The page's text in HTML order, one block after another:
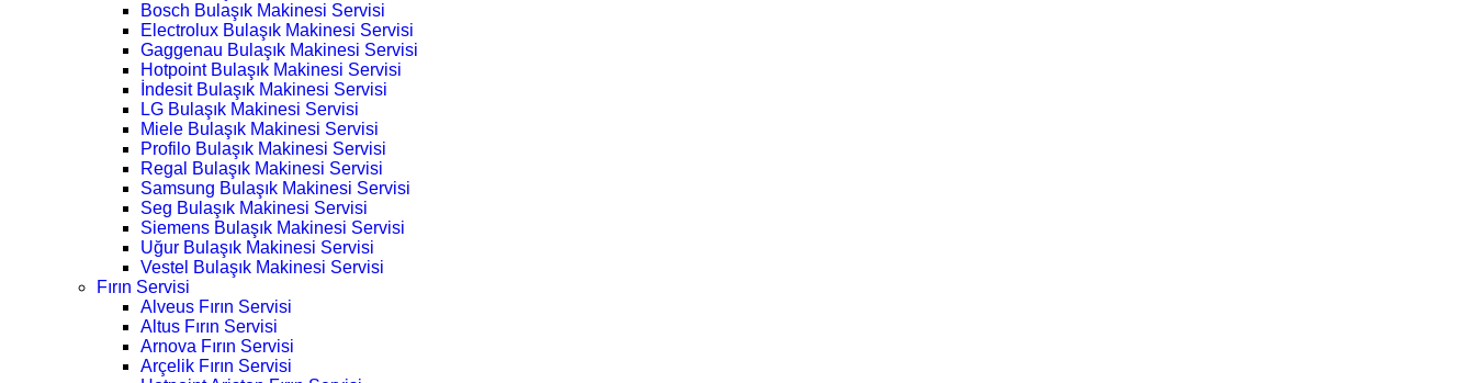
Bosch Bulaşık Makinesi Servisi
Electrolux Bulaşık Makinesi Servisi
Gaggenau Bulaşık Makinesi Servisi
Hotpoint Bulaşık Makinesi Servisi
İndesit Bulaşık Makinesi Servisi
LG Bulaşık Makinesi Servisi
Miele Bulaşık Makinesi Servisi
Profilo Bulaşık Makinesi Servisi
Regal Bulaşık Makinesi Servisi
Samsung Bulaşık Makinesi Servisi
Seg Bulaşık Makinesi Servisi
Siemens Bulaşık Makinesi Servisi
Uğur Bulaşık Makinesi Servisi
Vestel Bulaşık Makinesi Servisi
Fırın Servisi
Alveus Fırın Servisi
Altus Fırın Servisi
Arnova Fırın Servisi
Arçelik Fırın Servisi